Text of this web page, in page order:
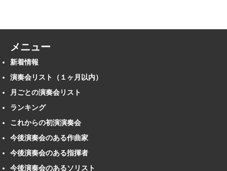
メニュー
新着情報
演奏会リスト（１ヶ月以内）
月ごとの演奏会リスト
ランキング
これからの初演演奏会
今後演奏会のある作曲家
今後演奏会のある指揮者
今後演奏会のあるソリスト